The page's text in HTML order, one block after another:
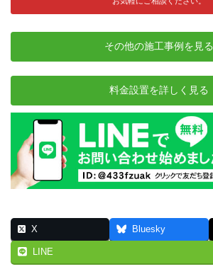
その他の施工事例を見る
料金設置を詳しく見る
X Bluesky
LINE